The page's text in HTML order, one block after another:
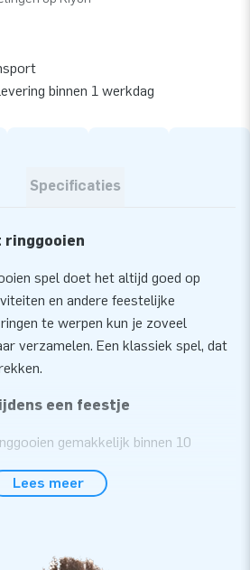
binnen 1 werkdag
Specificaties
ringgooien
spel doet het altijd goed op
en andere feestelijke
te werpen kun je zoveel
verzamelen. Een klassiek spel, dat
een feestje
gemakkelijk binnen 10
vervoeren. We leveren de inflatable
dag!
Lees meer